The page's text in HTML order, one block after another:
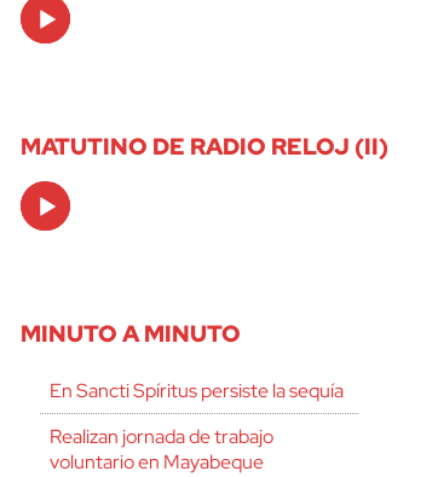
Audio
Player
MATUTINO DE RADIO RELOJ (II)
Audio
Player
MINUTO A MINUTO
En Sancti Spíritus persiste la sequía
Realizan jornada de trabajo
voluntario en Mayabeque